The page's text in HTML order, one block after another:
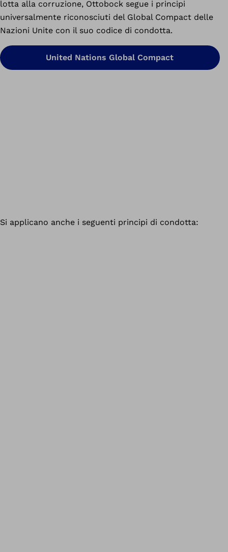
lotta alla corruzione, Ottobock segue i principi
universalmente riconosciuti del Global Compact delle
Nazioni Unite con il suo codice di condotta.
United Nations Global Compact
Si applicano anche i seguenti principi di condotta: